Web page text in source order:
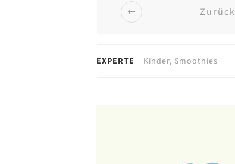
Zurück
EXPERTE Kinder, Smoothies